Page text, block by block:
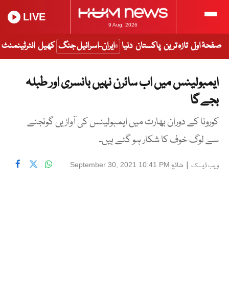
9 Aug, 2026
LIVE
صفحۂ اول تازہ ترین پاکستان دنیا ایران-اسرائیل جنگ کھیل انٹرٹینمنٹ
ایمبولینس میں اب سائرن نہیں بانسری اور طبلہ
بجے گا
کورونا کے دوران بھارت میں ایمبولینس کی آوازیں گونجنے
سے لوگ خوف کا شکار ہو گئے ہیں۔
ویب ڈیسک | شائع September 30, 2021 10:41 PM